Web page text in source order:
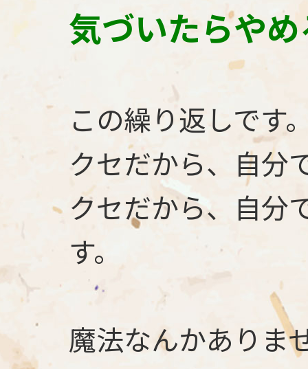
気づいたらや
この繰り返しです
クセだから、自分
クセだから、自分
す。
魔法なんかありま